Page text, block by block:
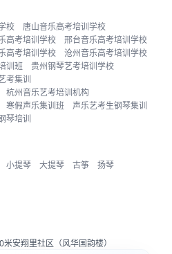
校
唐山音乐高考培训学校
高考培训学校
邢台音乐高考培训学校
高考培训学校
沧州音乐高考培训学校
训班
贵州钢琴艺考培训学校
考集训
杭州音乐艺考培训机构
寒假声乐集训班
声乐艺考生钢琴集训
琴培训
小提琴 大提琴 古筝 扬琴
安翔里社区（风华国韵楼）